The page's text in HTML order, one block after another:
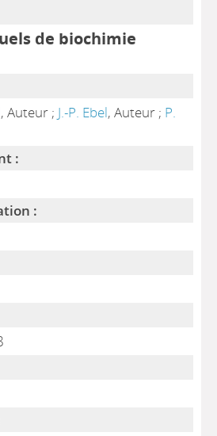
de biochimie
, Auteur ; J.-P. Ebel, Auteur ; P.
:
: